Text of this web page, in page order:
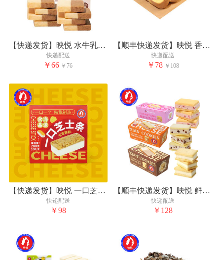
【快递发货】映悦 水牛乳拿铁鲜曲奇*2盒装
快递配送
￥66 ￥76
【顺丰快递发货】映悦 香缇酸奶云朵卷
快递配送
￥78 ￥108
【快递发货】映悦 一口芝士条 约280g/盒
快递配送
￥98
【顺丰快递发货】映悦 鲜曲奇组合（6枚/盒，口味可选）
快递配送
￥128